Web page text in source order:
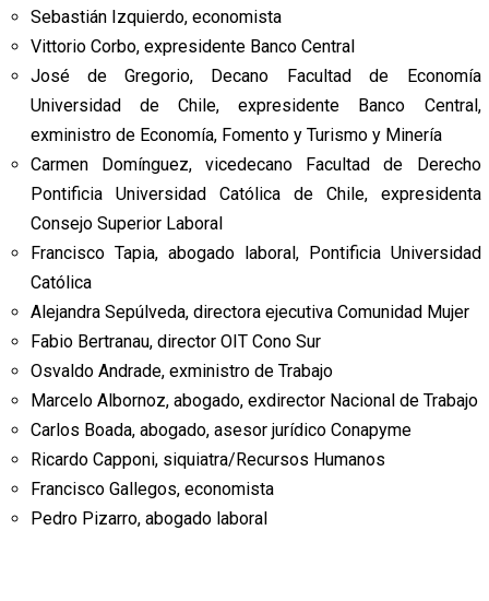
Sebastián Izquierdo, economista
Vittorio Corbo, expresidente Banco Central
José de Gregorio, Decano Facultad de Economía
Universidad de Chile, expresidente Banco Central,
exministro de Economía, Fomento y Turismo y Minería
Carmen Domínguez, vicedecano Facultad de Derecho
Pontificia Universidad Católica de Chile, expresidenta
Consejo Superior Laboral
Francisco Tapia, abogado laboral, Pontificia Universidad
Católica
Alejandra Sepúlveda, directora ejecutiva Comunidad Mujer
Fabio Bertranau, director OIT Cono Sur
Osvaldo Andrade, exministro de Trabajo
Marcelo Albornoz, abogado, exdirector Nacional de Trabajo
Carlos Boada, abogado, asesor jurídico Conapyme
Ricardo Capponi, siquiatra/Recursos Humanos
Francisco Gallegos, economista
Pedro Pizarro, abogado laboral